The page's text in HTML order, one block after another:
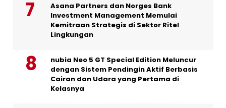
Asana Partners dan Norges Bank
Investment Management Memulai
Kemitraan Strategis di Sektor Ritel
Lingkungan
nubia Neo 5 GT Special Edition Meluncur
dengan Sistem Pendingin Aktif Berbasis
Cairan dan Udara yang Pertama di
Kelasnya